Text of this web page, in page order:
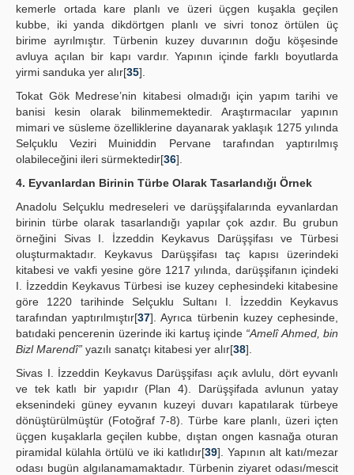
kemerle ortada kare planlı ve üzeri üçgen kuşakla geçilen
kubbe, iki yanda dikdörtgen planlı ve sivri tonoz örtülen üç
birime ayrılmıştır. Türbenin kuzey duvarının doğu köşesinde
avluya açılan bir kapı vardır. Yapının içinde farklı boyutlarda
yirmi sanduka yer alır[35].
Tokat Gök Medrese’nin kitabesi olmadığı için yapım tarihi ve
banisi kesin olarak bilinmemektedir. Araştırmacılar yapının
mimari ve süsleme özelliklerine dayanarak yaklaşık 1275 yılında
Selçuklu Veziri Muiniddin Pervane tarafından yaptırılmış
olabileceğini ileri sürmektedir[36].
4. Eyvanlardan Birinin Türbe Olarak Tasarlandığı Örnek
Anadolu Selçuklu medreseleri ve darüşşifalarında eyvanlardan
birinin türbe olarak tasarlandığı yapılar çok azdır. Bu grubun
örneğini Sivas I. İzzeddin Keykavus Darüşşifası ve Türbesi
oluşturmaktadır. Keykavus Darüşşifası taç kapısı üzerindeki
kitabesi ve vakfi yesine göre 1217 yılında, darüşşifanın içindeki
I. İzzeddin Keykavus Türbesi ise kuzey cephesindeki kitabesine
göre 1220 tarihinde Selçuklu Sultanı I. İzzeddin Keykavus
tarafından yaptırılmıştır[37]. Ayrıca türbenin kuzey cephesinde,
batıdaki pencerenin üzerinde iki kartuş içinde “Amelî Ahmed, bin
Bizl Marendî” yazılı sanatçı kitabesi yer alır[38].
Sivas I. İzzeddin Keykavus Darüşşifası açık avlulu, dört eyvanlı
ve tek katlı bir yapıdır (Plan 4). Darüşşifada avlunun yatay
eksenindeki güney eyvanın kuzeyi duvarı kapatılarak türbeye
dönüştürülmüştür (Fotoğraf 7-8). Türbe kare planlı, üzeri içten
üçgen kuşaklarla geçilen kubbe, dıştan ongen kasnağa oturan
piramidal külahla örtülü ve iki katlıdır[39]. Yapının alt katı/mezar
odası bugün algılanamamaktadır. Türbenin ziyaret odası/mescit